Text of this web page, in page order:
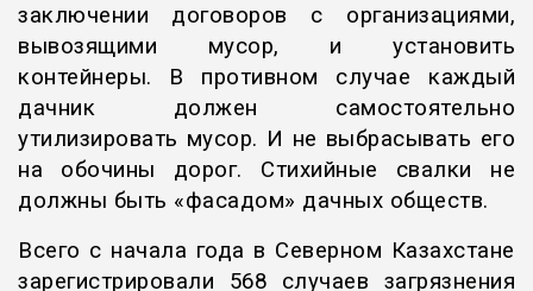
заключении договоров с организациями,
вывозящими мусор, и установить
контейнеры. В противном случае каждый
дачник должен самостоятельно
утилизировать мусор. И не выбрасывать его
на обочины дорог. Стихийные свалки не
должны быть «фасадом» дачных обществ.
Всего с начала года в Северном Казахстане
зарегистрировали 568 случаев загрязнения